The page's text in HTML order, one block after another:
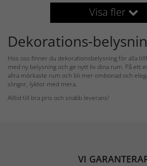
Visa fler
Dekorations-
Hos oss finner du dekorationsbelysning för alla
med ny belysning och ge nytt liv dina rum. På ett
allra mörkaste rum och bli mer ombonad och
slingor, lyktor med mera.
Alltid till bra pris och snabb leverans!
VI